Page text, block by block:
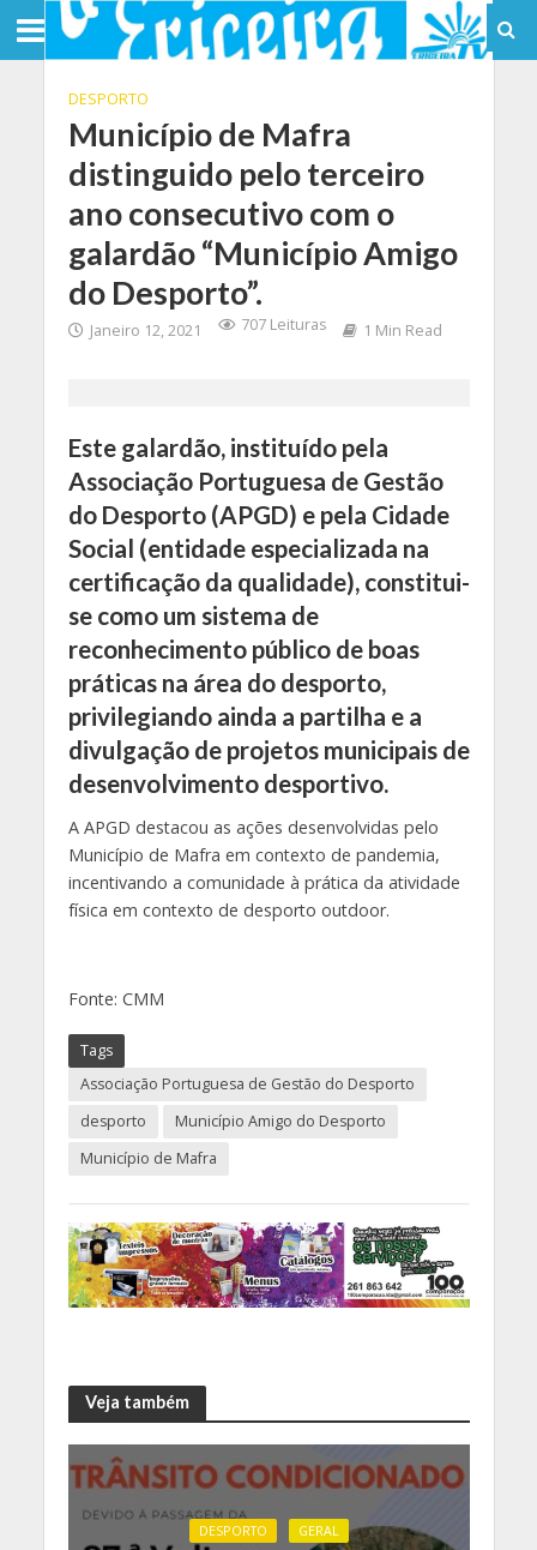
DESPORTO
Município de Mafra
distinguido pelo terceiro
ano consecutivo com o
galardão “Município Amigo
do Desporto”.
Janeiro 12, 2021 707 Leituras 1 Min Read
Este galardão, instituído pela
Associação Portuguesa de Gestão
do Desporto (APGD) e pela Cidade
Social (entidade especializada na
certificação da qualidade), constitui-
se como um sistema de
reconhecimento público de boas
práticas na área do desporto,
privilegiando ainda a partilha e a
divulgação de projetos municipais de
desenvolvimento desportivo.
A APGD destacou as ações desenvolvidas pelo
Município de Mafra em contexto de pandemia,
incentivando a comunidade à prática da atividade
física em contexto de desporto outdoor.
Fonte: CMM
Tags
Associação Portuguesa de Gestão do Desporto
desporto
Município Amigo do Desporto
Município de Mafra
Veja também
DESPORTO GERAL